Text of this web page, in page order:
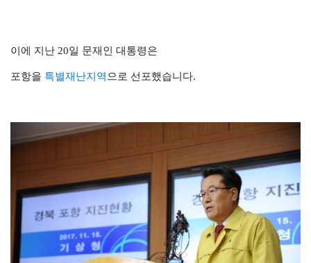
이에 지난 20일 문재인 대통령은
포항을 특별재난지역으로 선포했습니다.